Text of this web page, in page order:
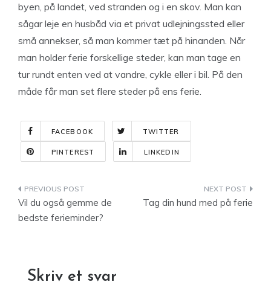
byen, på landet, ved stranden og i en skov. Man kan
sågar leje en husbåd via et privat udlejningssted eller
små annekser, så man kommer tæt på hinanden. Når
man holder ferie forskellige steder, kan man tage en
tur rundt enten ved at vandre, cykle eller i bil. På den
måde får man set flere steder på ens ferie.
FACEBOOK TWITTER
PINTEREST LINKEDIN
Indlægsnavigation
Vil du også gemme de
bedste ferieminder?
Tag din hund med på ferie
Skriv et svar